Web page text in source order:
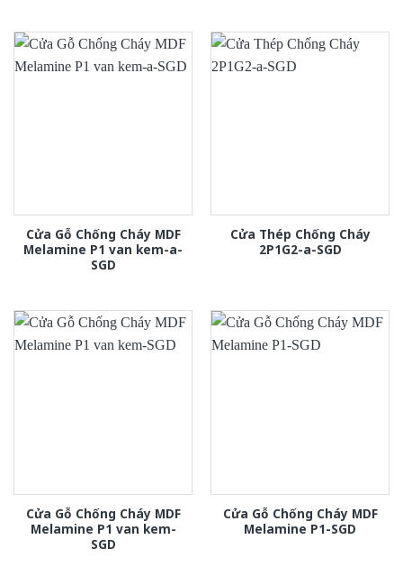
Cửa Gỗ Chống Cháy MDF
Melamine P1 van kem-a-
SGD
Cửa Thép Chống Cháy
2P1G2-a-SGD
Cửa Gỗ Chống Cháy MDF
Melamine P1 van kem-
SGD
Cửa Gỗ Chống Cháy MDF
Melamine P1-SGD